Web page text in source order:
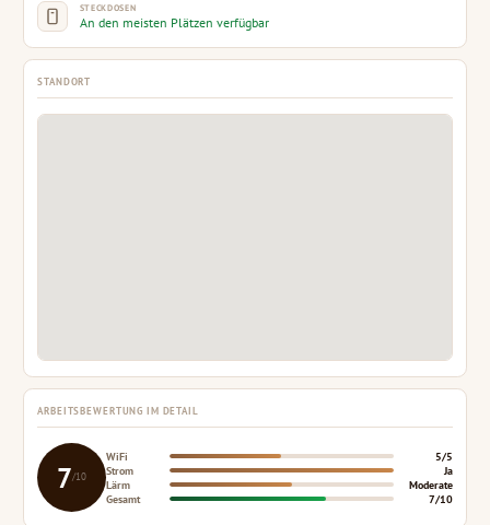
STECKDOSEN
An den meisten Plätzen verfügbar
STANDORT
ARBEITSBEWERTUNG IM DETAIL
7/10
WiFi
5/5
Strom
Ja
Lärm
Moderate
Gesamt
7/10